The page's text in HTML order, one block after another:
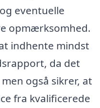
eventuelle
opmærksomhed.
indhente mindst
da det
også sikrer, at
fra kvalificerede